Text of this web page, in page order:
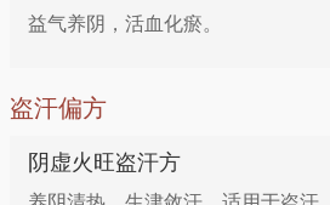
益气养阴，活血化瘀。
盗汗偏方
阴虚火旺盗汗方